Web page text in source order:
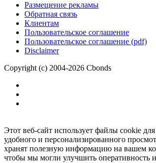
Размещение рекламы
Обратная связь
Клиентам
Пользовательское соглашение
Пользовательское соглашение (pdf)
Disclaimer
Copyright (c) 2004-2026 Cbonds
Этот веб-сайт использует файлы cookie
удобного и персонализированного
хранят полезную информацию на вашем
чтобы мы могли улучшить оперативность